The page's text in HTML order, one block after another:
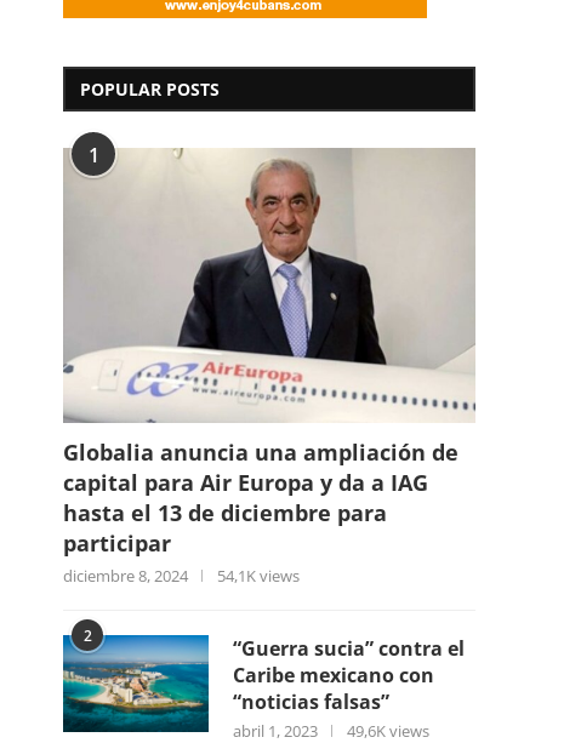
POPULAR POSTS
1
Globalia anuncia una ampliación de
capital para Air Europa y da a IAG
hasta el 13 de diciembre para
participar
diciembre 8, 2024 54,1K views
2
“Guerra sucia” contra el
Caribe mexicano con
“noticias falsas”
abril 1, 2023 49,6K views